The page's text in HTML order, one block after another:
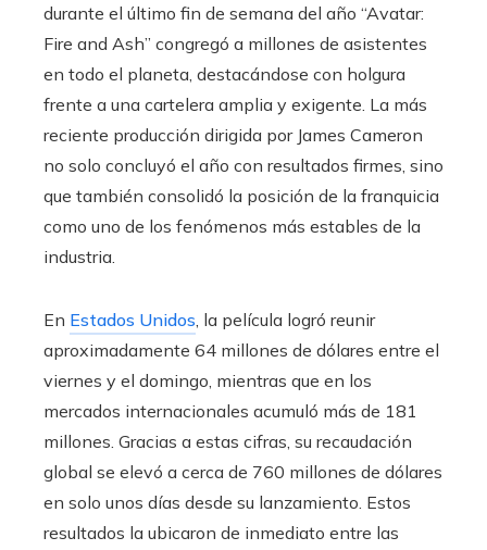
durante el último fin de semana del año “Avatar:
Fire and Ash” congregó a millones de asistentes
en todo el planeta, destacándose con holgura
frente a una cartelera amplia y exigente. La más
reciente producción dirigida por James Cameron
no solo concluyó el año con resultados firmes, sino
que también consolidó la posición de la franquicia
como uno de los fenómenos más estables de la
industria.
En Estados Unidos , la película logró reunir
aproximadamente 64 millones de dólares entre el
viernes y el domingo, mientras que en los
mercados internacionales acumuló más de 181
millones. Gracias a estas cifras, su recaudación
global se elevó a cerca de 760 millones de dólares
en solo unos días desde su lanzamiento. Estos
resultados la ubicaron de inmediato entre las